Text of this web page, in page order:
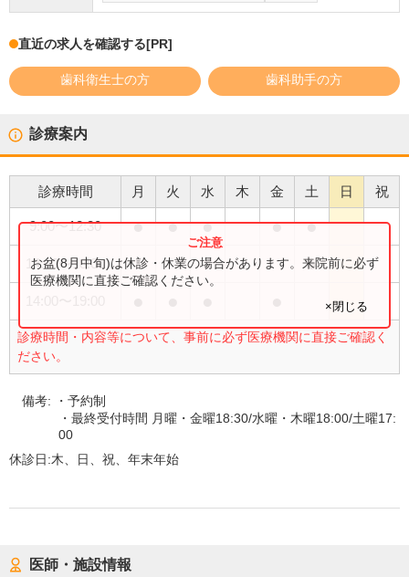
直近の求人を確認する[PR]
歯科衛生士の方 歯科助手の方
診療案内
診療時間 月 火 水 木 金 土 日 祝
9:00〜12:30 ● ● ● ● ●
14:00〜18:00 ●
診療時間・内容等について、事前に必ず医療機関に直接ご確認く
ださい。
お盆(8月中旬)は休診・休業の場合があります。来院前に必ず
医療機関に直接ご確認ください。
×閉じる
備考:
・予約制
・最終受付時間 月曜・金曜18:30/水曜・木曜18:00/土曜17:
00
休診日:木、日、祝、年末年始
医師・施設情報